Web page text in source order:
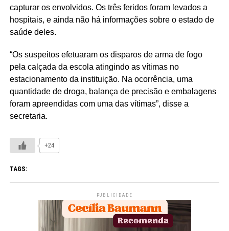
capturar os envolvidos. Os três feridos foram levados a
hospitais, e ainda não há informações sobre o estado de
saúde deles.
“Os suspeitos efetuaram os disparos de arma de fogo
pela calçada da escola atingindo as vítimas no
estacionamento da instituição. Na ocorrência, uma
quantidade de droga, balança de precisão e embalagens
foram apreendidas com uma das vítimas”, disse a
secretaria.
+24
TAGS:
PUBLICIDADE